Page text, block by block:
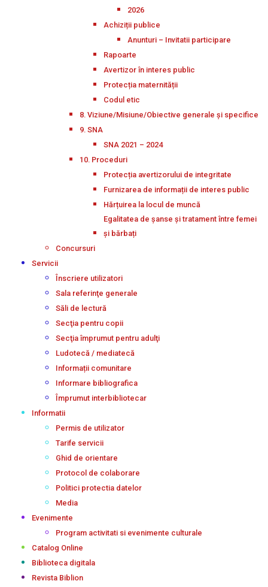
2026
Achiziții publice
Anunturi – Invitatii participare
Rapoarte
Avertizor în interes public
Protecția maternității
Codul etic
8. Viziune/Misiune/Obiective generale și specifice
9. SNA
SNA 2021 – 2024
10. Proceduri
Protecția avertizorului de integritate
Furnizarea de informații de interes public
Hărțuirea la locul de muncă
Egalitatea de șanse și tratament între femei
și bărbați
Concursuri
Servicii
Înscriere utilizatori
Sala referinţe generale
Săli de lectură
Secţia pentru copii
Secţia împrumut pentru adulţi
Ludotecă / mediatecă
Informații comunitare
Informare bibliografica
Împrumut interbibliotecar
Informatii
Permis de utilizator
Tarife servicii
Ghid de orientare
Protocol de colaborare
Politici protectia datelor
Media
Evenimente
Program activitati si evenimente culturale
Catalog Online
Biblioteca digitala
Revista Biblion